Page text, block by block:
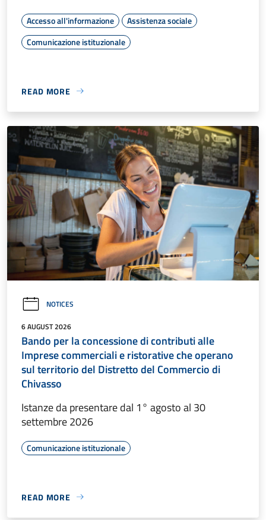
Accesso all'informazione
Assistenza sociale
Comunicazione istituzionale
READ MORE
NOTICES
6 AUGUST 2026
Bando per la concessione di contributi alle
Imprese commerciali e ristorative che operano
sul territorio del Distretto del Commercio di
Chivasso
Istanze da presentare dal 1° agosto al 30
settembre 2026
Comunicazione istituzionale
READ MORE